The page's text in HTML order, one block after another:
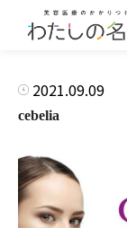
2021.09.09
cebelia